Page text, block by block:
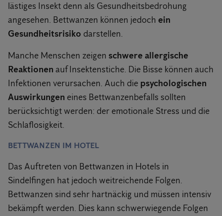
lästiges Insekt denn als Gesundheitsbedrohung
angesehen. Bettwanzen können jedoch ein
Gesundheitsrisiko darstellen.
Manche Menschen zeigen schwere allergische
Reaktionen auf Insektenstiche. Die Bisse können auch
Infektionen verursachen. Auch die psychologischen
Auswirkungen eines Bettwanzenbefalls sollten
berücksichtigt werden: der emotionale Stress und die
Schlaflosigkeit.
BETTWANZEN IM HOTEL
Das Auftreten von Bettwanzen in Hotels in
Sindelfingen hat jedoch weitreichende Folgen.
Bettwanzen sind sehr hartnäckig und müssen intensiv
bekämpft werden. Dies kann schwerwiegende Folgen